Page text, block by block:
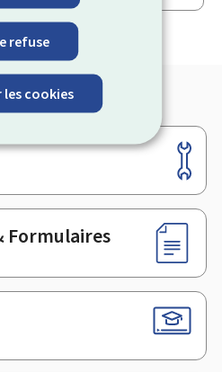
refuse
les cookies
Formulaires